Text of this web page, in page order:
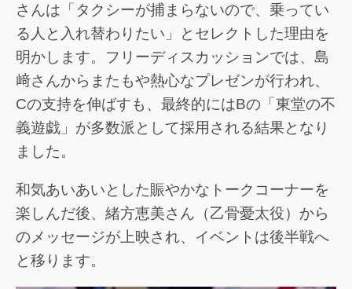
さんは「タクシーが捕まらないので、乗ってい
る人と入れ替わりたい」とセレクトした理由を
明かします。フリーディスカッションでは、島
﨑さんからまたもや熱心なプレゼンが行われ、
Cの支持を伸ばすも、最終的にはBの「東堂の不
義遊戯」が多数派として採用される結果となり
ました。
和気あいあいとした賑やかなトークコーナーを
楽しんだ後、緒方恵美さん（乙骨憂太役）から
のメッセージが上映され、イベントは後半戦へ
と移ります。